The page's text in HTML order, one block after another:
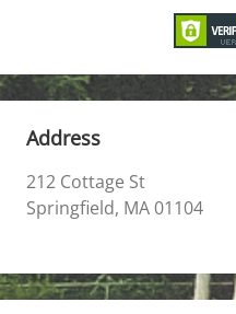
Address
212 Cottage St
Springfield, MA 01104